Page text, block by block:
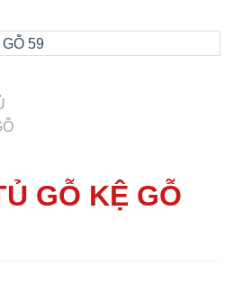
GỖ KỆ GỖ